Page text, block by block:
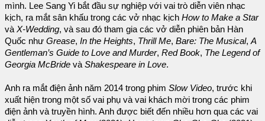
mình. Lee Sang Yi bắt đầu sự nghiệp với vai trò diễn viên nhạc
kịch, ra mắt sân khấu trong các vở nhạc kịch How to Make a Star
và X-Wedding, và sau đó tham gia các vở diễn phiên bản Hàn
Quốc như Grease, In the Heights, Thrill Me, Bare: The Musical, A
Gentleman’s Guide to Love and Murder, Red Book, The Legend of
Georgia McBride và Shakespeare in Love.
Anh ra mắt điện ảnh năm 2014 trong phim Slow Video, trước khi
xuất hiện trong một số vai phụ và vai khách mời trong các phim
điện ảnh và truyền hình. Anh được biết đến nhiều hơn qua các vai